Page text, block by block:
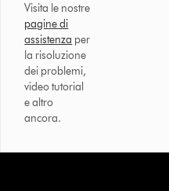
Visita le nostre
pagine di
assistenza per
la risoluzione
dei problemi,
video tutorial
e altro
ancora.